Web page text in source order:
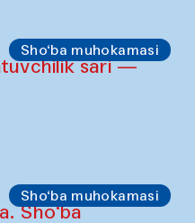
Sho‘ba muhokamasi
sari —
Sho‘ba muhokamasi
Sho‘ba